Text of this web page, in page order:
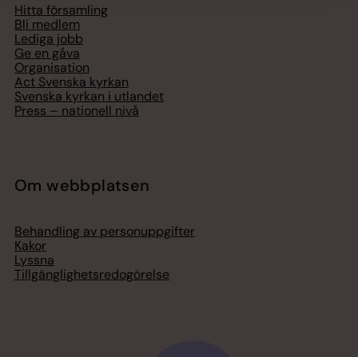
Hitta församling
Bli medlem
Lediga jobb
Ge en gåva
Organisation
Act Svenska kyrkan
Svenska kyrkan i utlandet
Press – nationell nivå
Om webbplatsen
Behandling av personuppgifter
Kakor
Lyssna
Tillgänglighetsredogörelse